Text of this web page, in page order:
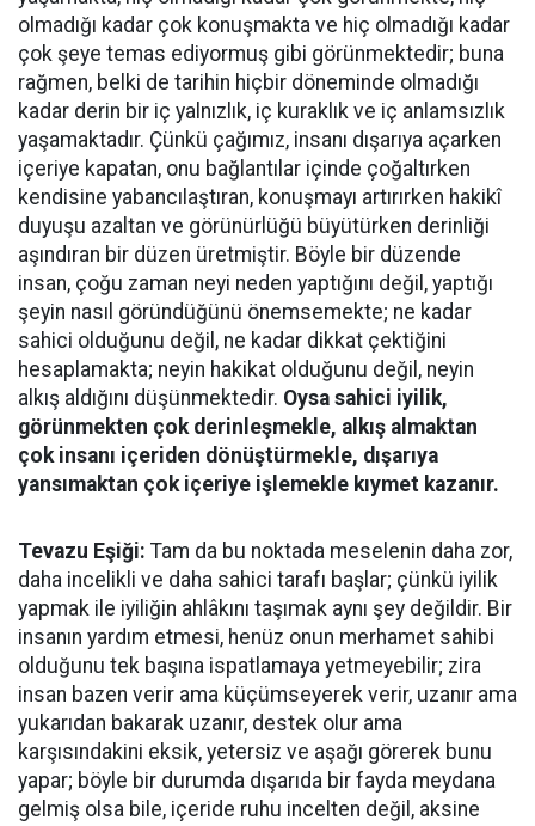
olmadığı kadar çok konuşmakta ve hiç olmadığı kadar
çok şeye temas ediyormuş gibi görünmektedir; buna
rağmen, belki de tarihin hiçbir döneminde olmadığı
kadar derin bir iç yalnızlık, iç kuraklık ve iç anlamsızlık
yaşamaktadır. Çünkü çağımız, insanı dışarıya açarken
içeriye kapatan, onu bağlantılar içinde çoğaltırken
kendisine yabancılaştıran, konuşmayı artırırken hakikî
duyuşu azaltan ve görünürlüğü büyütürken derinliği
aşındıran bir düzen üretmiştir. Böyle bir düzende
insan, çoğu zaman neyi neden yaptığını değil, yaptığı
şeyin nasıl göründüğünü önemsemekte; ne kadar
sahici olduğunu değil, ne kadar dikkat çektiğini
hesaplamakta; neyin hakikat olduğunu değil, neyin
alkış aldığını düşünmektedir. Oysa sahici iyilik,
görünmekten çok derinleşmekle, alkış almaktan
çok insanı içeriden dönüştürmekle, dışarıya
yansımaktan çok içeriye işlemekle kıymet kazanır.
Tevazu Eşiği: Tam da bu noktada meselenin daha zor,
daha incelikli ve daha sahici tarafı başlar; çünkü iyilik
yapmak ile iyiliğin ahlâkını taşımak aynı şey değildir. Bir
insanın yardım etmesi, henüz onun merhamet sahibi
olduğunu tek başına ispatlamaya yetmeyebilir; zira
insan bazen verir ama küçümseyerek verir, uzanır ama
yukarıdan bakarak uzanır, destek olur ama
karşısındakini eksik, yetersiz ve aşağı görerek bunu
yapar; böyle bir durumda dışarıda bir fayda meydana
gelmiş olsa bile, içeride ruhu incelten değil, aksine